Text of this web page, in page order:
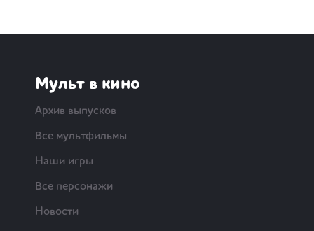
Мульт в кино
Архив выпусков
Все мультфильмы
Наши игры
Все персонажи
Новости